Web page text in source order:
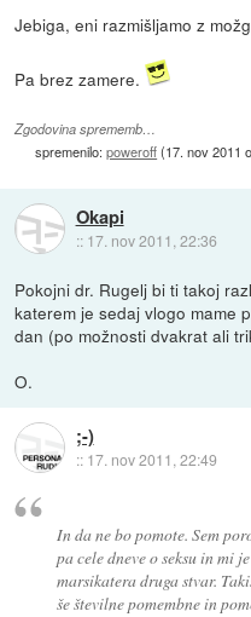
Jebiga, eni razmišljamo z
Pa brez zamere.
Zgodovina sprememb…
spremenilo:poweroff(17. nov 2011
Okapi
:: 17. nov 2011, 22:36
Pokojni dr. Rugelj bi ti takoj
katerem je sedaj vlogo mame
dan (po možnosti dvakrat ali
O.
;-)
:: 17. nov 2011, 22:49
In da ne bo pomote. Sem
pa cele dneve o seksu in mi
marsikatera druga stvar.
še številne pomembne in